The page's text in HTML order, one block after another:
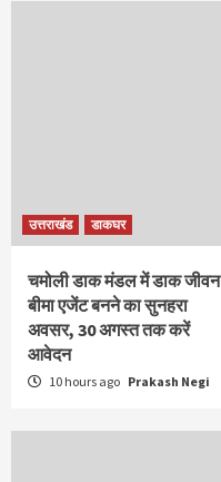
उत्तराखंड डाकघर
चमोली डाक मंडल में डाक जीवन
बीमा एजेंट बनने का सुनहरा
अवसर, 30 अगस्त तक करें
आवेदन
10 hours ago Prakash Negi